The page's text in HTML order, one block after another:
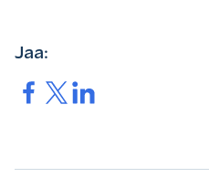
Jaa:
Jaa. Jaa.Jaa.